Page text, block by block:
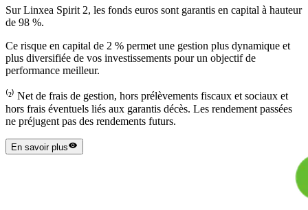
Sur Linxea Spirit 2, les fonds euros sont garantis en capital à hauteur
de 98 %.
Ce risque en capital de 2 % permet une gestion plus dynamique et
plus diversifiée de vos investissements pour un objectif de
performance meilleur.
⁽²⁾ Net de frais de gestion, hors prélèvements fiscaux et sociaux et
hors frais éventuels liés aux garantis décès. Les rendement passées
ne préjugent pas des rendements futurs.
En savoir plus